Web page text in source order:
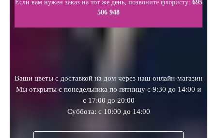
Если вам нужен заказ на тот же день, позвоните флористу: 695
506 948
Ваши цветы с доставкой на дом через наш онлайн-магазин
Мы открыты с понедельника по пятницу с 9:30 до 14:00 и
с 17:00 до 20:00
Суббота: с 10:00 до 14:00